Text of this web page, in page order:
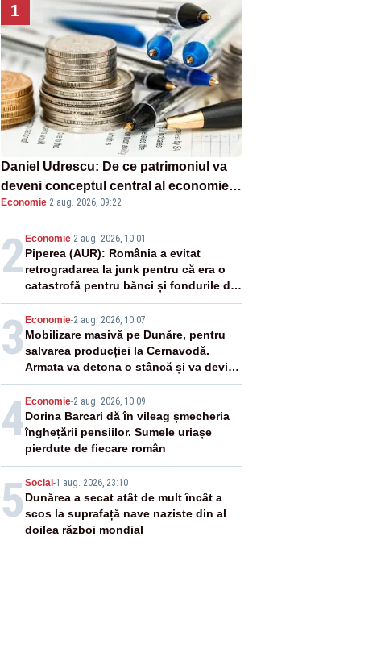
1
Daniel Udrescu: De ce patrimoniul va
deveni conceptul central al economiei
viitoare?
Economie·2 aug. 2026, 09:22
2 Economie-2 aug. 2026, 10:01
Piperea (AUR): România a evitat
retrogradarea la junk pentru că era o
catastrofă pentru bănci și fondurile de
pensii
3 Economie-2 aug. 2026, 10:07
Mobilizare masivă pe Dunăre, pentru
salvarea producției la Cernavodă.
Armata va detona o stâncă și va devia
apa fluviului - IMAGINI AERIENE
4 Economie-2 aug. 2026, 10:09
Dorina Barcari dă în vileag șmecheria
înghețării pensiilor. Sumele uriașe
pierdute de fiecare român
5 Social -1 aug. 2026, 23:10
Dunărea a secat atât de mult încât a
scos la suprafață nave naziste din al
doilea război mondial